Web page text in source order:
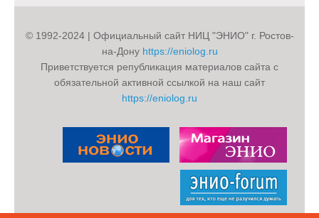
© 1992-2024 | Официальный сайт НИЦ "ЭНИО" г. Ростов-
на-Дону https://eniolog.ru
Приветствуется републикация материалов сайта с
обязательной активной ссылкой на наш сайт
https://eniolog.ru